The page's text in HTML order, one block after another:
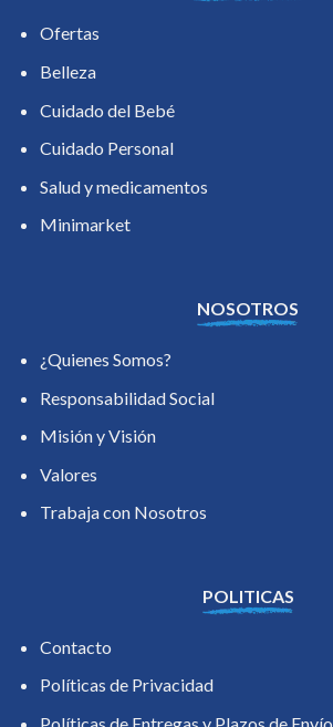
Ofertas
Belleza
Cuidado del Bebé
Cuidado Personal
Salud y medicamentos
Minimarket
NOSOTROS
¿Quienes Somos?
Responsabilidad Social
Misión y Visión
Valores
Trabaja con Nosotros
POLITICAS
Contacto
Políticas de Privacidad